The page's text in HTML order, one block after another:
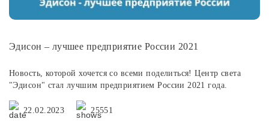
Эдисон – лучшее предприятие России 2021
Новость, которой хочется со всеми поделиться! Центр света
"Эдисон" стал лучшим предприятием России 2021 года.
22.02.2023 25551